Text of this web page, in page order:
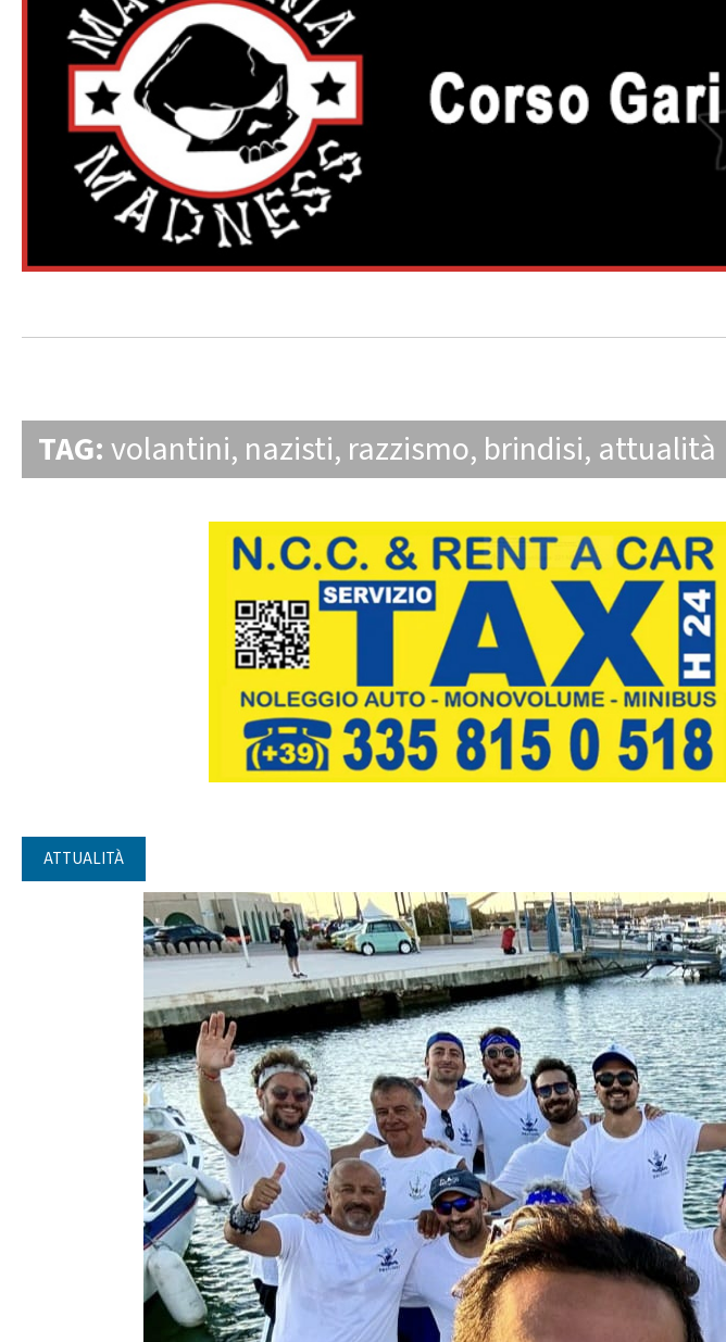
TAG:volantini, nazisti, razzismo, brindisi, attualità
ATTUALITÀ